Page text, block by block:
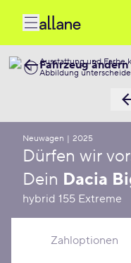
Ausstattung und Farbe
Abbildung
Fahrzeug ändern
Neuwagen | 2025
Dürfen wir
Dein Dacia
hybrid 155 Extreme
Zahloptionen